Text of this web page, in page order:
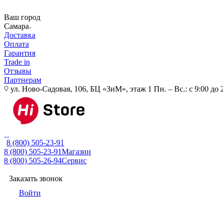
Ваш город
Самара
Доставка
Оплата
Гарантия
Trade in
Отзывы
Партнерам
ул. Ново-Садовая, 106, БЦ «ЗиМ», этаж 1 Пн. – Вс.: с 9:00 до
8 (800) 505-23-91
8 (800) 505-23-91Магазин
8 (800) 505-26-94Сервис
Заказать звонок
Войти